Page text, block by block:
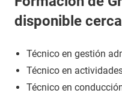
disponible
Técnico en gestión
Técnico en
Técnico en